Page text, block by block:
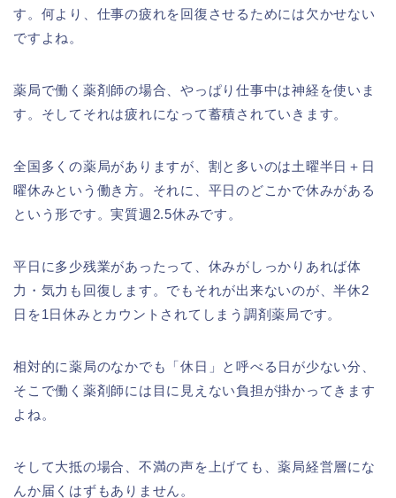
す。何より、仕事の疲れを回復させるためには欠かせない
ですよね。
薬局で働く薬剤師の場合、やっぱり仕事中は神経を使いま
す。そしてそれは疲れになって蓄積されていきます。
全国多くの薬局がありますが、割と多いのは土曜半日＋日
曜休みという働き方。それに、平日のどこかで休みがある
という形です。実質週2.5休みです。
平日に多少残業があったって、休みがしっかりあれば体
力・気力も回復します。でもそれが出来ないのが、半休2
日を1日休みとカウントされてしまう調剤薬局です。
相対的に薬局のなかでも「休日」と呼べる日が少ない分、
そこで働く薬剤師には目に見えない負担が掛かってきます
よね。
そして大抵の場合、不満の声を上げても、薬局経営層にな
んか届くはずもありません。